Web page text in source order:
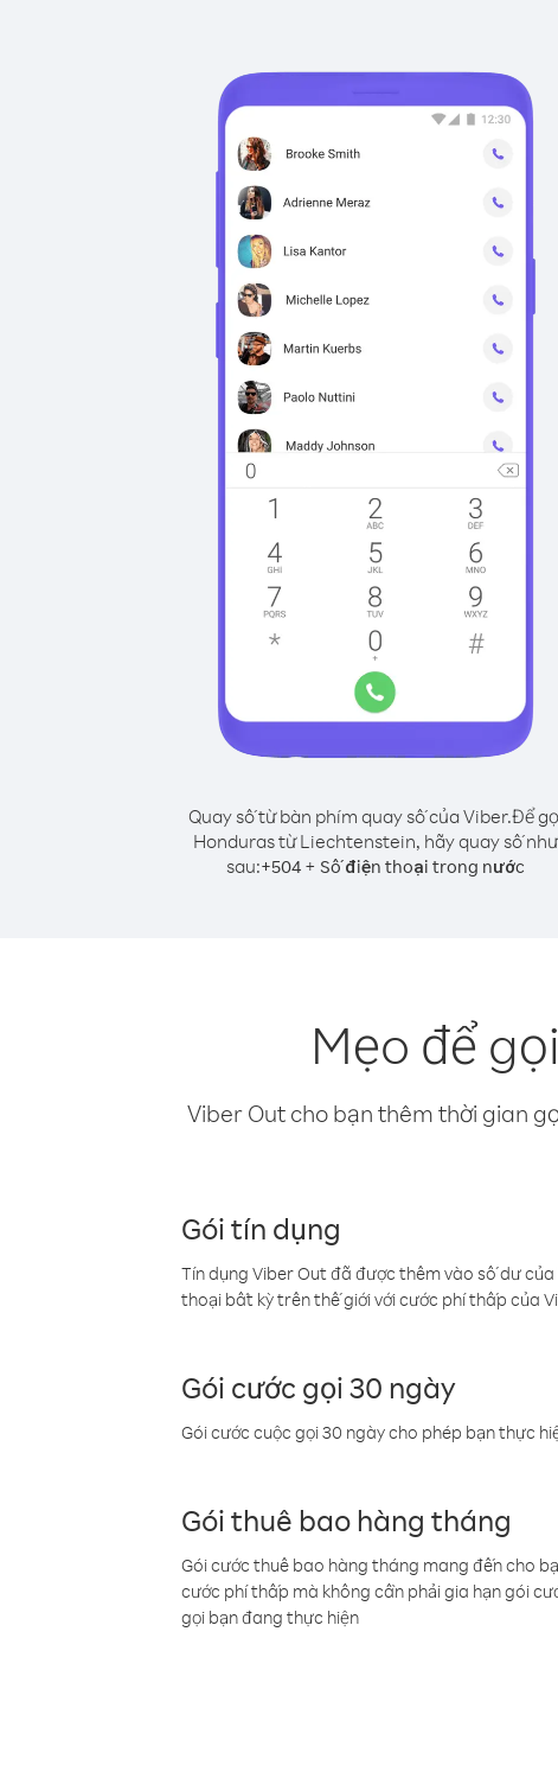
Quay số từ bàn phím quay số của Viber.Để
Honduras từ Liechtenstein, hãy quay số như
sau:+504 + Số điện thoại trong nước
Mẹo để
Viber Out cho bạn thêm thời gian
Gói tín dụng
Tín dụng Viber Out đã được thêm vào số dư
thoại bất kỳ trên thế giới với cước phí thấp của
Gói cước gọi 30 ngày
Gói cước cuộc gọi 30 ngày cho phép bạn thực
Gói thuê bao hàng tháng
Gói cước thuê bao hàng tháng mang đến cho
cước phí thấp mà không cần phải gia hạn gói
gọi bạn đang thực hiện